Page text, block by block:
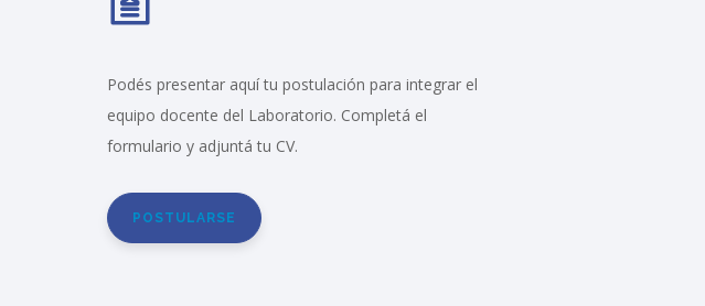
Podés presentar aquí tu postulación para integrar el
equipo docente del Laboratorio. Completá el
formulario y adjuntá tu CV.
POSTULARSE